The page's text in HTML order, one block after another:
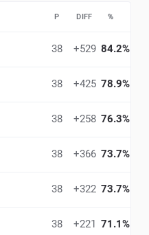
P DIFF %
38 +529 84.2%
38 +425 78.9%
38 +258 76.3%
38 +366 73.7%
38 +322 73.7%
38 +221 71.1%